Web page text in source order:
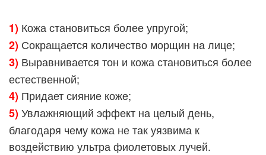
1) Кожа становиться более упругой;
2) Сокращается количество морщин на лице;
3) Выравнивается тон и кожа становиться более
естественной;
4) Придает сияние коже;
5)Увлажняющий эффект на целый день,
благодаря чему кожа не так уязвима к
воздействию ультра фиолетовых лучей.